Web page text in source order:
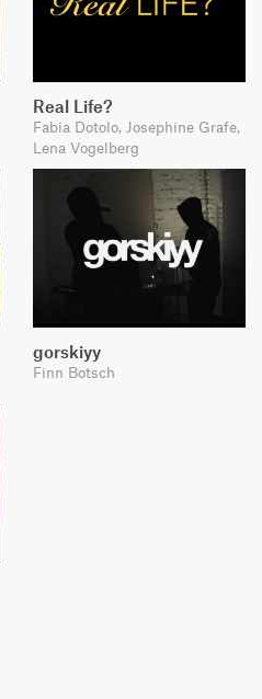
Real Life?
Fabia Dotolo, Josephine Grafe,
Lena Vogelberg
gorskiyy
Finn Botsch